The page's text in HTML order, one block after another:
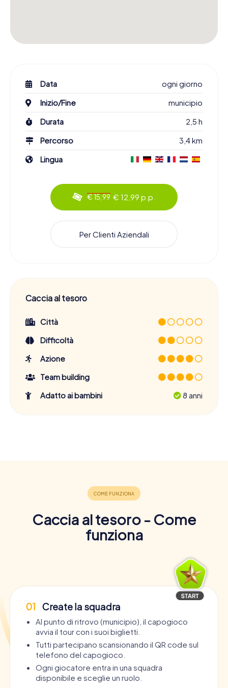
Data
ogni giorno
Inizio/Fine
municipio
Durata
2,5 h
Percorso
3,4 km
Lingua
€ 15,99 € 12,99 p.p.
Per Clienti Aziendali
Caccia al tesoro
Città
Difficoltà
Azione
Team building
Adatto ai bambini
8 anni
Caccia al tesoro - Come
funziona
01 Create la squadra
Al punto di ritrovo (municipio), il capogioco
avvia il tour con i suoi biglietti.
Tutti partecipano scansionando il QR code sul
telefono del capogioco.
Ogni giocatore entra in una squadra
disponibile e sceglie un ruolo.